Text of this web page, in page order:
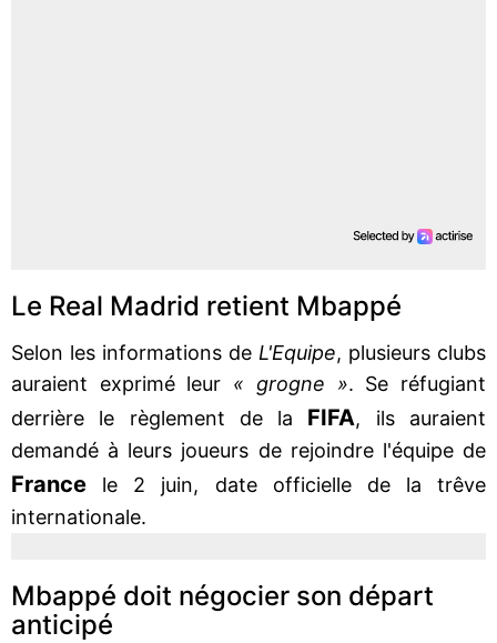
Le Real Madrid retient Mbappé
Selon les informations de L'Equipe, plusieurs clubs
auraient exprimé leur « grogne ». Se réfugiant
derrière le règlement de la FIFA, ils auraient
demandé à leurs joueurs de rejoindre l'équipe de
France
le 2 juin, date officielle de la trêve
internationale.
Mbappé doit négocier son départ
anticipé